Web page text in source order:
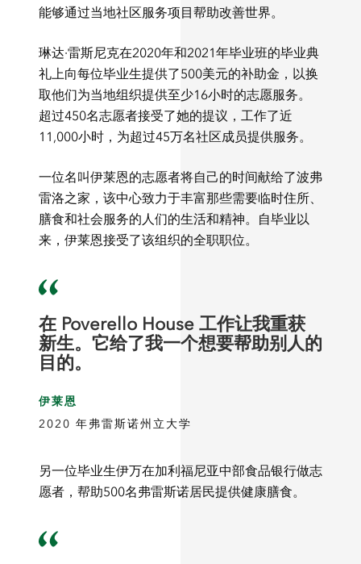
能够通过当地社区服务项目帮助改善世界。
琳达·雷斯尼克在2020年和2021年毕业班的毕业典
礼上向每位毕业生提供了500美元的补助金，以换
取他们为当地组织提供至少16小时的志愿服务。
超过450名志愿者接受了她的提议，工作了近
11,000小时，为超过45万名社区成员提供服务。
一位名叫伊莱恩的志愿者将自己的时间献给了波弗
雷洛之家，该中心致力于丰富那些需要临时住所、
膳食和社会服务的人们的生活和精神。自毕业以
来，伊莱恩接受了该组织的全职职位。
在 Poverello House 工作让我重获
新生。它给了我一个想要帮助别人的
目的。
伊莱恩
2020 年弗雷斯诺州立大学
另一位毕业生伊万在加利福尼亚中部食品银行做志
愿者，帮助500名弗雷斯诺居民提供健康膳食。